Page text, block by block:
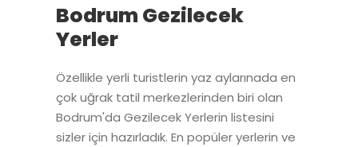
Bodrum Gezilecek
Yerler
Özellikle yerli turistlerin yaz aylarınada en
çok uğrak tatil merkezlerinden biri olan
Bodrum'da Gezilecek Yerlerin listesini
sizler için hazırladık. En popüler yerlerin ve